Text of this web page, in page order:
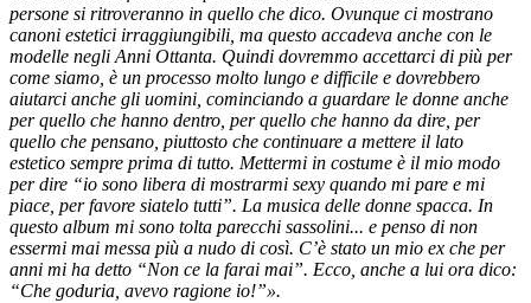
persone si ritroveranno in quello che dico. Ovunque ci mostrano
canoni estetici irraggiungibili, ma questo accadeva anche con le
modelle negli Anni Ottanta. Quindi dovremmo accettarci di più per
come siamo, è un processo molto lungo e difficile e dovrebbero
aiutarci anche gli uomini, cominciando a guardare le donne anche
per quello che hanno dentro, per quello che hanno da dire, per
quello che pensano, piuttosto che continuare a mettere il lato
estetico sempre prima di tutto. Mettermi in costume è il mio modo
per dire “io sono libera di mostrarmi sexy quando mi pare e mi
piace, per favore siatelo tutti”. La musica delle donne spacca. In
questo album mi sono tolta parecchi sassolini... e penso di non
essermi mai messa più a nudo di così. C’è stato un mio ex che per
anni mi ha detto “Non ce la farai mai”. Ecco, anche a lui ora dico:
“Che goduria, avevo ragione io!”».